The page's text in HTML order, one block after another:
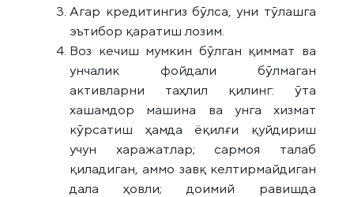
Агар кредитингиз бўлса, уни тўлашга
эътибор қаратиш лозим.
Воз кечиш мумкин бўлган қиммат ва
унчалик фойдали бўлмаган
активларни таҳлил қилинг: ўта
хашамдор машина ва унга хизмат
кўрсатиш ҳамда ёқилғи қуйдириш
учун харажатлар; сармоя талаб
қиладиган, аммо завқ келтирмайдиган
дала ҳовли; доимий равишда